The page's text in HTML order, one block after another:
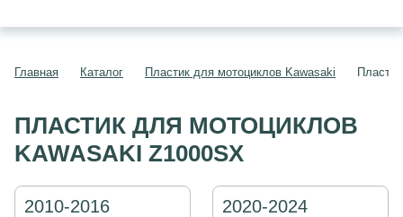
Главная Каталог Пластик для мотоциклов Kawasaki
ПЛАСТИК ДЛЯ МОТОЦИКЛОВ
KAWASAKI Z1000SX
2010-2016 2020-2024